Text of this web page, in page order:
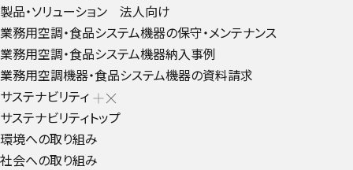
製品・ソリューション 法人向け
業務用空調・食品システム機器の保守・メンテナンス
業務用空調・食品システム機器納入事例
業務用空調機器・食品システム機器の資料請求
サステナビリティ
サステナビリティトップ
環境への取り組み
社会への取り組み